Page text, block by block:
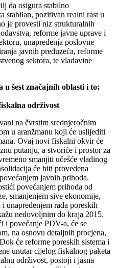
da osigura stabilno
stabilan, pozitivan realni rast u
je provesti niz strukturalnih
reforme javne uprave i
unapređenja poslovne
javnih preduzeća, reforme
sektora, te vladavine
u šest značajnih oblasti i to:
održivost
na čvrstim srednjeročnim
u aranžmanu koji će uslijediti
Ovaj novi fiskalni okvir će
putanju, a stvoriće i prostor za
smanjiti učešće vladinog
će biti provedena
javnih prihoda.
povećanjem prihoda od
smanjenjem sive ekonomije,
unapređenjem rada poreskih
nedovoljnim do kraja 2015.
i povećanje PDV-a, će se
na osnovu detaljnih procjena,
će reforme poreskih sistema i
unutar cijelog fiskalnog paketa
održivost, postoji i jasna